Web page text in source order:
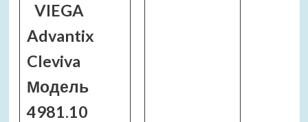
VIEGA
Advantix
Cleviva
Модель
4981.10